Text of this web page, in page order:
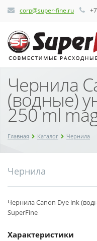
corp@super-fine.ru
Чернила
(водные)
250 ml
Главная Каталог Чернила
Чернила
Чернила Canon Dye ink
SuperFine
Характеристики